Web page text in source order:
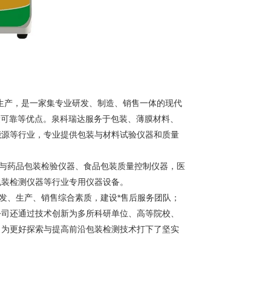
，是一家集专业研发、制造、销售一体的现代
靠等优点。泉科瑞达服务于包装、薄膜材料、
等行业，专业提供包装与材料试验仪器和质量
药品包装检验仪器、食品包装质量控制仪器，医
检测仪器等行业专用仪器设备。
生产、销售综合素质，建设*售后服务团队；
还通过技术创新为多所科研单位、高等院校、
更好探索与提高前沿包装检测技术打下了坚实